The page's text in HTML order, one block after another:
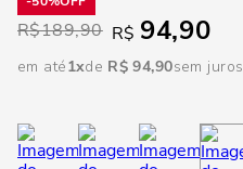
R$189,90 R$ 94,90
em até1 R$ 94,90sem juros